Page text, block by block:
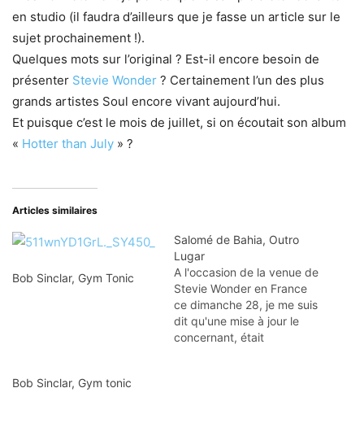
en studio (il faudra d’ailleurs que je fasse un article sur le
sujet prochainement !).
Quelques mots sur l’original ? Est-il encore besoin de
présenter Stevie Wonder ? Certainement l’un des plus
grands artistes Soul encore vivant aujourd’hui.
Et puisque c’est le mois de juillet, si on écoutait son album
« Hotter than July » ?
Articles similaires
Bob Sinclar, Gym Tonic
Salomé de Bahia, Outro
Lugar
A l'occasion de la venue de
Stevie Wonder en France
ce dimanche 28, je me suis
dit qu'une mise à jour le
concernant, était
Bob Sinclar, Gym tonic